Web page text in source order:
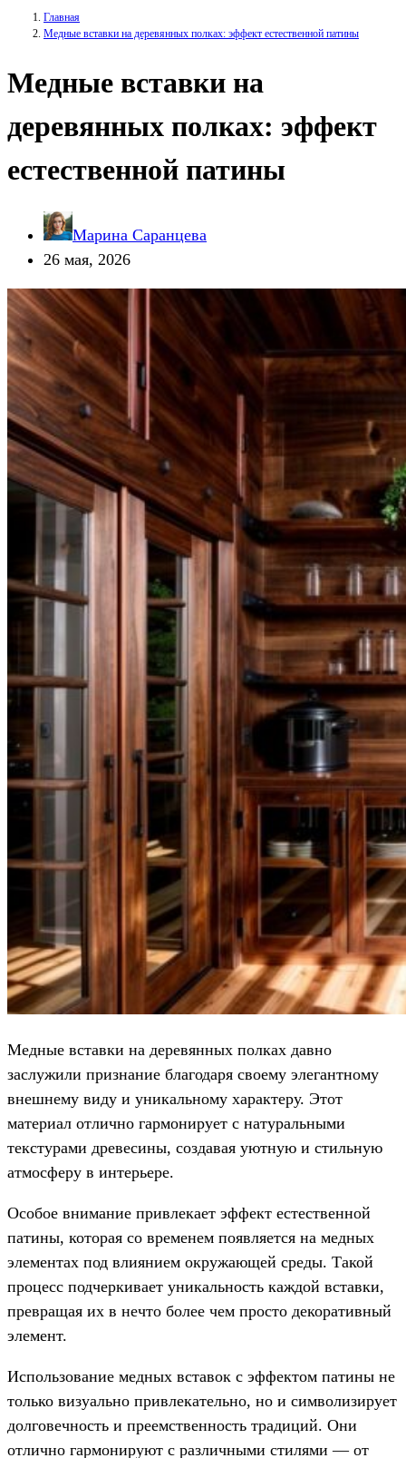
Главная
Медные вставки на деревянных полках: эффект естественной патины
Медные вставки на
деревянных полках: эффект
естественной патины
Марина Саранцева
26 мая, 2026
Медные вставки на деревянных полках давно
заслужили признание благодаря своему элегантному
внешнему виду и уникальному характеру. Этот
материал отлично гармонирует с натуральными
текстурами древесины, создавая уютную и стильную
атмосферу в интерьере.
Особое внимание привлекает эффект естественной
патины, которая со временем появляется на медных
элементах под влиянием окружающей среды. Такой
процесс подчеркивает уникальность каждой вставки,
превращая их в нечто более чем просто декоративный
элемент.
Использование медных вставок с эффектом патины не
только визуально привлекательно, но и символизирует
долговечность и преемственность традиций. Они
отлично гармонируют с различными стилями — от